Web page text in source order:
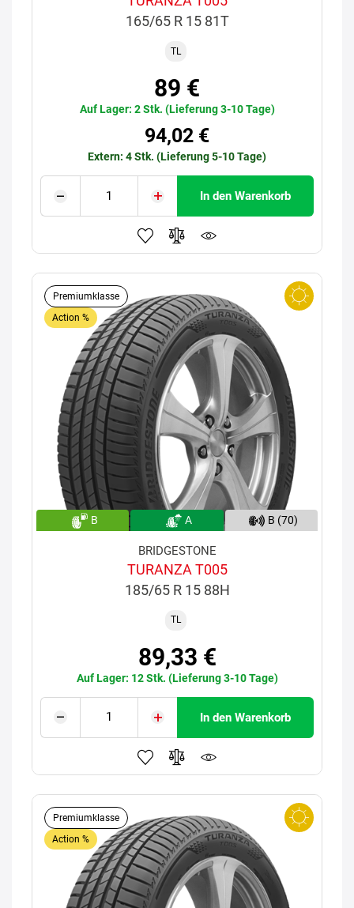
165/65 R 15 81T
TL
89 €
Auf Lager: 2 Stk. (Lieferung 3-10 Tage)
94,02 €
Extern: 4 Stk. (Lieferung 5-10 Tage)
In den Warenkorb
Premiumklasse
Action %
B A B (70)
BRIDGESTONE
TURANZA T005
185/65 R 15 88H
TL
89,33 €
Auf Lager: 12 Stk. (Lieferung 3-10 Tage)
In den Warenkorb
Premiumklasse
Action %